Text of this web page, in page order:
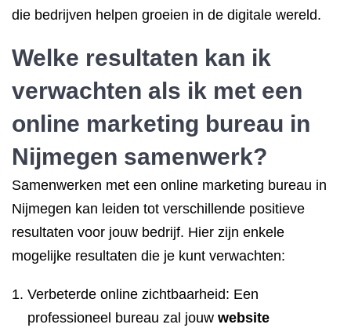
die bedrijven helpen groeien in de digitale wereld.
Welke resultaten kan ik
verwachten als ik met een
online marketing bureau in
Nijmegen samenwerk?
Samenwerken met een online marketing bureau in
Nijmegen kan leiden tot verschillende positieve
resultaten voor jouw bedrijf. Hier zijn enkele
mogelijke resultaten die je kunt verwachten:
Verbeterde online zichtbaarheid: Een
professioneel bureau zal jouw website